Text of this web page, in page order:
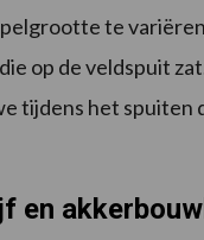
te
op de veldspuit
tijdens het spuiten
en